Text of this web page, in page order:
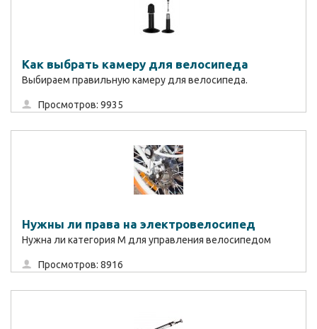
Как выбрать камеру для велосипеда
Выбираем правильную камеру для велосипеда.
Просмотров: 9935
Нужны ли права на электровелосипед
Нужна ли категория М для управления велосипедом
Просмотров: 8916